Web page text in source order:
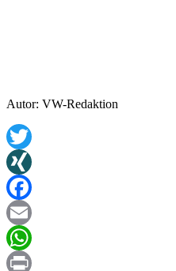
Autor: VW-Redaktion
Twitter
XING
Facebook
Email
WhatsApp